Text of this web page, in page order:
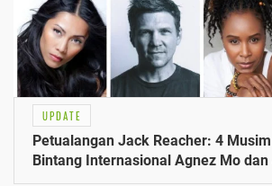
UPDATE
Petualangan Jack Reacher: 4
Bintang Internasional Agnez Mo